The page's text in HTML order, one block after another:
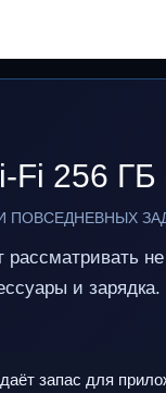
Fi 256 ГБ
ПОВСЕДНЕВНЫХ
и
запас для